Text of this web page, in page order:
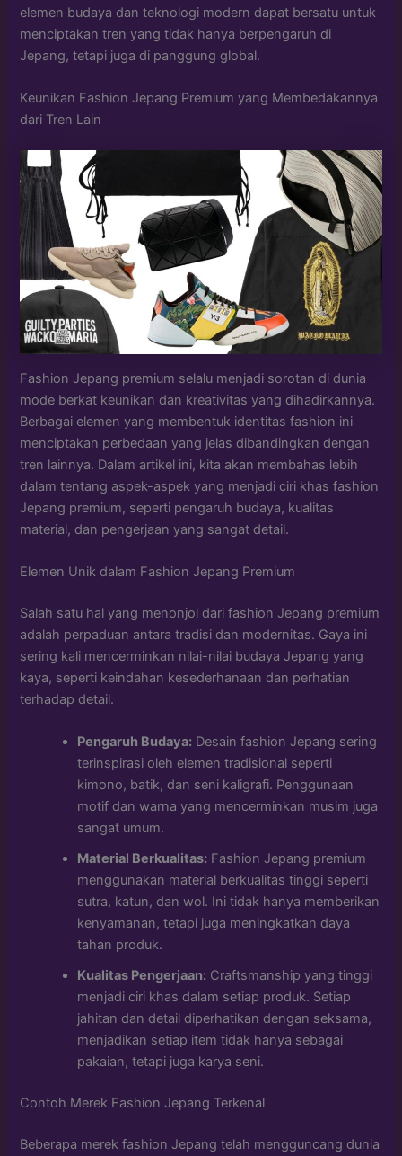
elemen budaya dan teknologi modern dapat bersatu untuk
menciptakan tren yang tidak hanya berpengaruh di
Jepang, tetapi juga di panggung global.
Keunikan Fashion Jepang Premium yang Membedakannya
dari Tren Lain
Fashion Jepang premium selalu menjadi sorotan di dunia
mode berkat keunikan dan kreativitas yang dihadirkannya.
Berbagai elemen yang membentuk identitas fashion ini
menciptakan perbedaan yang jelas dibandingkan dengan
tren lainnya. Dalam artikel ini, kita akan membahas lebih
dalam tentang aspek-aspek yang menjadi ciri khas fashion
Jepang premium, seperti pengaruh budaya, kualitas
material, dan pengerjaan yang sangat detail.
Elemen Unik dalam Fashion Jepang Premium
Salah satu hal yang menonjol dari fashion Jepang premium
adalah perpaduan antara tradisi dan modernitas. Gaya ini
sering kali mencerminkan nilai-nilai budaya Jepang yang
kaya, seperti keindahan kesederhanaan dan perhatian
terhadap detail.
Pengaruh Budaya: Desain fashion Jepang sering
terinspirasi oleh elemen tradisional seperti
kimono, batik, dan seni kaligrafi. Penggunaan
motif dan warna yang mencerminkan musim juga
sangat umum.
Material Berkualitas: Fashion Jepang premium
menggunakan material berkualitas tinggi seperti
sutra, katun, dan wol. Ini tidak hanya memberikan
kenyamanan, tetapi juga meningkatkan daya
tahan produk.
Kualitas Pengerjaan: Craftsmanship yang tinggi
menjadi ciri khas dalam setiap produk. Setiap
jahitan dan detail diperhatikan dengan seksama,
menjadikan setiap item tidak hanya sebagai
pakaian, tetapi juga karya seni.
Contoh Merek Fashion Jepang Terkenal
Beberapa merek fashion Jepang telah mengguncang dunia